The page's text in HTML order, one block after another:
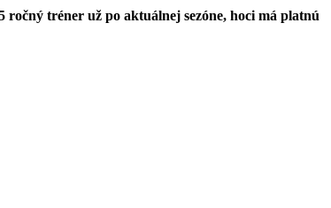
tréner už po aktuálnej sezóne, hoci má platnú